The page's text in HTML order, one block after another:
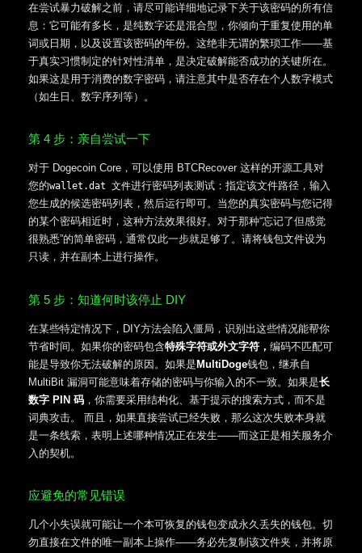
在尝试暴力破解之前，请尽可能详细地记录下关于该密码的所有信
息：它可能有多长，是纯数字还是混合型，你倾向于重复使用的单
词或日期，以及设置该密码的年份。这绝非无谓的繁琐工作——基
于真实习惯制定的针对性清单，是决定破解能否成功的关键所在。
如果这是用于消费的数字密码，请注意其中是否存在个人数字模式
（如生日、数字序列等）。
第 4 步：亲自尝试一下
对于 Dogecoin Core，可以使用 BTCRecover 这样的开源工具对
您的wallet.dat 文件进行密码列表测试：指定该文件路径，输入
您生成的候选密码列表，然后运行即可。当您的真实密码与您记得
的某个密码相近时，这种方法效果很好。对于那种“忘记了但感觉
很熟悉”的简单密码，通常仅此一步就足够了。请将钱包文件设为
只读，并在副本上进行操作。
第 5 步：知道何时该停止 DIY
在某些特定情况下，DIY方法会陷入僵局，识别出这些情况能帮你
节省时间。如果你的密码包含特殊字符或外文字符， 编码不匹配可
能是导致你无法破解的原因。如果是MultiDoge钱包，继承自
MultiBit 漏洞可能意味着存储的密码与你输入的不一致。如果是长
数字 PIN 码 ，你需要采用结构化、基于提示的搜索方式，而不是
词典攻击。 而且，如果直接尝试已经失败，那么这次失败本身就
是一条线索，表明上述哪种情况正在发生——而这正是相关服务介
入的契机。
应避免的常见错误
几个小失误就可能让一个本可恢复的钱包变成永久丢失的钱包。切
勿直接在文件的唯一副本上操作——务必先复制该文件夹，并将原